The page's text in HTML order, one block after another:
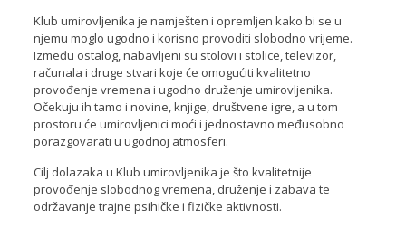
Klub umirovljenika je namješten i opremljen kako bi se u
njemu moglo ugodno i korisno provoditi slobodno vrijeme.
Između ostalog, nabavljeni su stolovi i stolice, televizor,
računala i druge stvari koje će omogućiti kvalitetno
provođenje vremena i ugodno druženje umirovljenika.
Očekuju ih tamo i novine, knjige, društvene igre, a u tom
prostoru će umirovljenici moći i jednostavno međusobno
porazgovarati u ugodnoj atmosferi.
Cilj dolazaka u Klub umirovljenika je što kvalitetnije
provođenje slobodnog vremena, druženje i zabava te
održavanje trajne psihičke i fizičke aktivnosti.